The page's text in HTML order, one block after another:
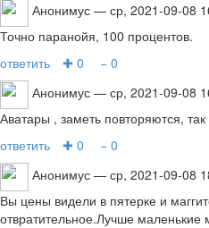
Анонимус — ср, 2021-09-08
Точно паранойя, 100 процентов.
ответить
✚ 0
− 0
Анонимус — ср, 2021-09-08
Аватары , заметь повторяются,
ответить
✚ 0
− 0
Анонимус — ср, 2021-09-08
Вы цены видели в пятерке и
отвратительное.Лучше маленькие